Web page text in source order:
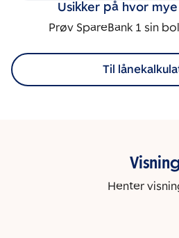
Usikker på hvor
Prøv SpareBank 1 sin
Til
Henter